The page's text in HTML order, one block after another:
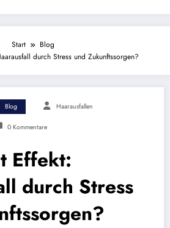
Start
Blog
durch Stress und Zukunftssorgen?
Blog Haarausfallen
0 Kommentare
Effekt:
durch Stress